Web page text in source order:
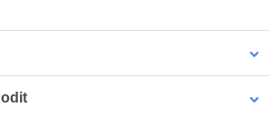
s V-drážkou, která zlepšuje